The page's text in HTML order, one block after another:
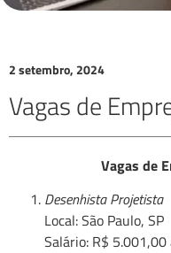
2 setembro, 2024
Vagas de
Vagas de
Desenhista Projetista
Local: São Paulo, SP
Salário: R$